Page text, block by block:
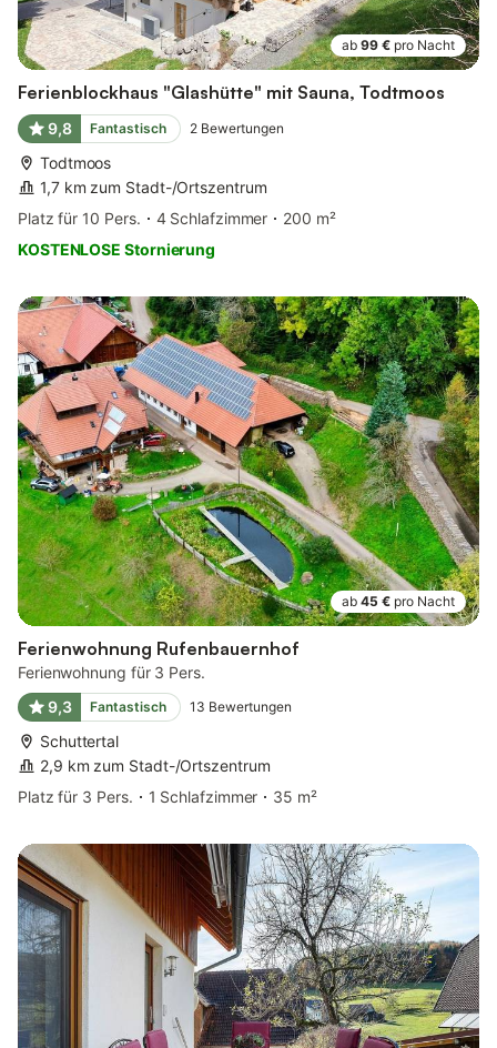
ab 99 € pro Nacht
Ferienblockhaus "Glashütte" mit Sauna, Todtmoos
9,8 Fantastisch 2 Bewertungen
Todtmoos
1,7 km zum Stadt-/Ortszentrum
Platz für 10 Pers.
4 Schlafzimmer
200 m²
KOSTENLOSE Stornierung
ab 45 € pro Nacht
Ferienwohnung Rufenbauernhof
Ferienwohnung für 3 Pers.
9,3
Fantastisch 13 Bewertungen
Schuttertal
2,9 km zum Stadt-/Ortszentrum
Platz für 3 Pers.
1 Schlafzimmer 35 m²